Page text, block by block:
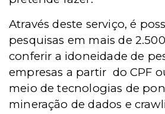
Através deste serviço, é
pesquisas em mais de
conferir a idoneidade de
empresas a partir do CPF
meio de tecnologias de
mineração de dados e